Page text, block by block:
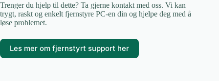
Trenger du hjelp til dette? Ta gjerne kontakt med oss. Vi kan
trygt, raskt og enkelt fjernstyre PC-en din og hjelpe deg med å
løse problemet.
Les mer om fjernstyrt support her